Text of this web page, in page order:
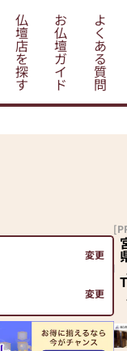
仏
壇
店
を
探
す
お
仏
壇
ガ
イ
ド
よ
く
あ
る
質
問
変更
変更